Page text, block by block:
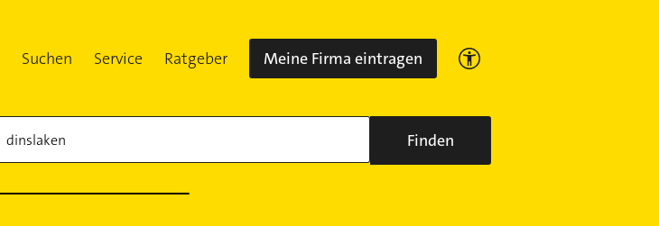
Suchen Service Ratgeber Meine Firma eintragen
Finden